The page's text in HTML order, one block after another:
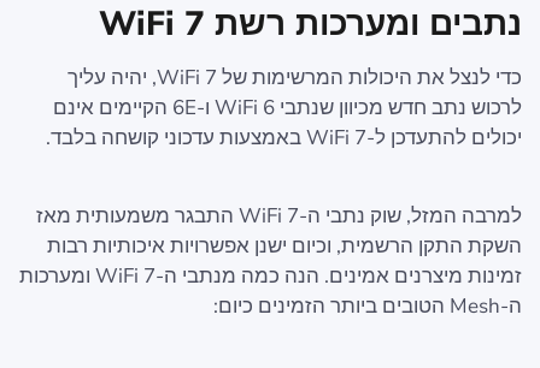
נתבים ומערכות רשת WiFi 7
כדי לנצל את היכולות המרשימות של WiFi 7, יהיה עליך
לרכוש נתב חדש מכיוון שנתבי WiFi 6 ו-6E הקיימים אינם
יכולים להתעדכן ל-WiFi 7 באמצעות עדכוני קושחה בלבד.
למרבה המזל, שוק נתבי ה-WiFi 7 התבגר משמעותית מאז
השקת התקן הרשמית, וכיום ישנן אפשרויות איכותיות רבות
זמינות מיצרנים אמינים. הנה כמה מנתבי ה-WiFi 7 ומערכות
ה-Mesh הטובים ביותר הזמינים כיום: